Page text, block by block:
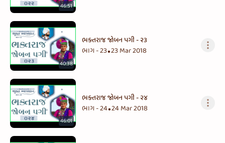
46:51
40:38
ભક્તરાજ જોબન પગી - ૨૩
ભાગ - 23•23 Mar 2018
46:01
ભક્તરાજ જોબન પગી - ૨૪
ભાગ - 24•24 Mar 2018